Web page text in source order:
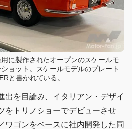
に製作されたオープンのスケールモ
ョット。スケールモデルのプレート
と書かれている。
出を目論み、イタリアン・デザイ
をトリノショーでデビューさせ
ワゴンをベースに社内開発した同